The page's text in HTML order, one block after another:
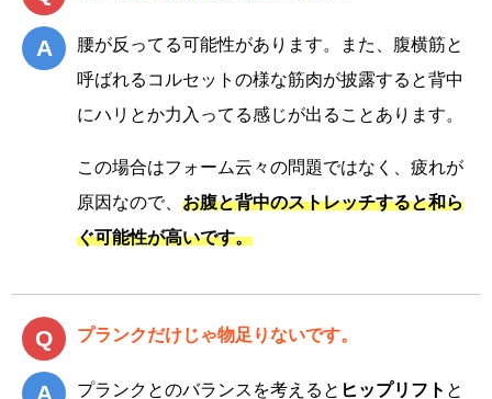
腰が反ってる可能性があります。また、腹横筋と
呼ばれるコルセットの様な筋肉が披露すると背中
にハリとか力入ってる感じが出ることあります。
この場合はフォーム云々の問題ではなく、疲れが
原因なので、 お腹と背中のストレッチすると和ら
ぐ可能性が高いです。
プランクだけじゃ物足りないです。
プランクとのバランスを考えると ヒップリフト と